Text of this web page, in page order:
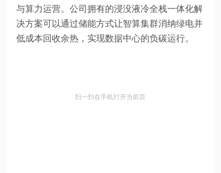
与算力运营。公司拥有的浸没液冷全栈一体化解
决方案可以通过储能方式让智算集群消纳绿电并
低成本回收余热，实现数据中心的负碳运行。
扫一扫在手机打开当前页